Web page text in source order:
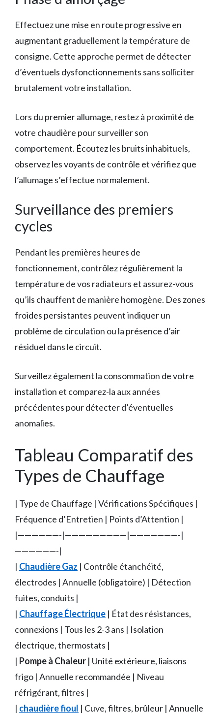
Effectuez une mise en route progressive en
augmentant graduellement la température de
consigne. Cette approche permet de détecter
d’éventuels dysfonctionnements sans solliciter
brutalement votre installation.
Lors du premier allumage, restez à proximité de
votre chaudière pour surveiller son
comportement. Écoutez les bruits inhabituels,
observez les voyants de contrôle et vérifiez que
l’allumage s’effectue normalement.
Surveillance des premiers
cycles
Pendant les premières heures de
fonctionnement, contrôlez régulièrement la
température de vos radiateurs et assurez-vous
qu’ils chauffent de manière homogène. Des zones
froides persistantes peuvent indiquer un
problème de circulation ou la présence d’air
résiduel dans le circuit.
Surveillez également la consommation de votre
installation et comparez-la aux années
précédentes pour détecter d’éventuelles
anomalies.
Tableau Comparatif des
Types de Chauffage
| Type de Chauffage | Vérifications Spécifiques |
Fréquence d’Entretien | Points d’Attention |
|——————-|—————————|———————-|
——————-|
| Chaudière Gaz | Contrôle étanchéité,
électrodes | Annuelle (obligatoire) | Détection
fuites, conduits |
| Chauffage Électrique | État des résistances,
connexions | Tous les 2-3 ans | Isolation
électrique, thermostats |
| Pompe à Chaleur | Unité extérieure, liaisons
frigo | Annuelle recommandée | Niveau
réfrigérant, filtres |
| chaudière fioul | Cuve, filtres, brûleur | Annuelle